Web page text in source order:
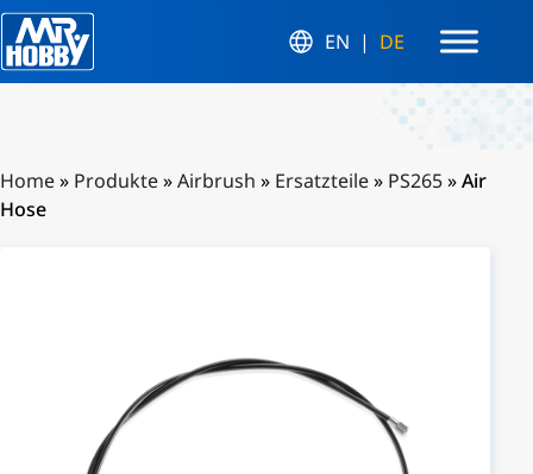
EN DE
Home» Produkte»Airbrush » Ersatzteile» PS265»Air
Hose